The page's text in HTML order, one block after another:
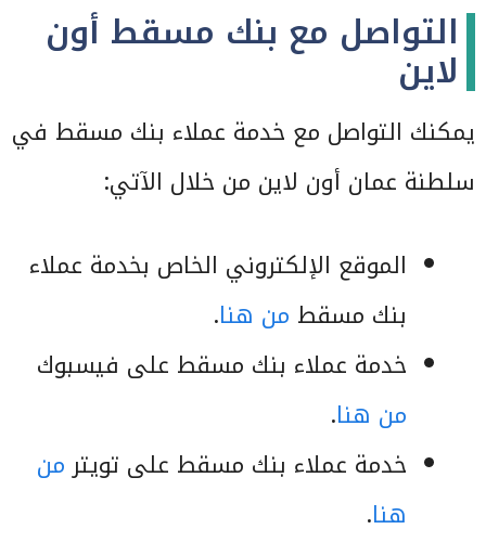
التواصل مع بنك مسقط أون
لاين
يمكنك التواصل مع خدمة عملاء بنك مسقط في
سلطنة عمان أون لاين من خلال الآتي:
الموقع الإلكتروني الخاص بخدمة عملاء
بنك مسقط من هنا.
خدمة عملاء بنك مسقط على فيسبوك
من هنا.
خدمة عملاء بنك مسقط على تويترمن
هنا.